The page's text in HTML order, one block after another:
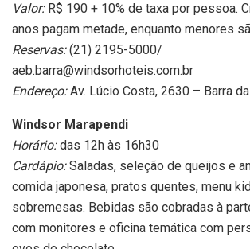
Valor:R$ 190 + 10% de taxa por pessoa.
anos pagam metade, enquanto menores
Reservas:(21) 2195-5000/
aeb.barra@windsorhoteis.com.br
Endereço: Av. Lúcio Costa, 2630 – Barra
Windsor Marapendi
Horário:das 12h às 16h30
Cardápio:Saladas, seleção de queijos e
comida japonesa, pratos quentes, menu
sobremesas. Bebidas são cobradas à
com monitores e oficina temática com